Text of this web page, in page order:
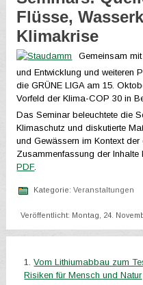
Flüsse,
Klimakrise
Gemeinsam
und Entwicklung und weiteren
die GRÜNE LIGA am 15.
Vorfeld der Klima-COP 30 in
Das Seminar beleuchtete die
Klimaschutz und diskutierte
und Gewässern im Kontext
Zusammenfassung der Inhalte
PDF.
Kategorie:Veranstaltungen
Veröffentlicht: Montag, 24.
Vom Lithiumabbau zum
Risiken für Mensch und Natur